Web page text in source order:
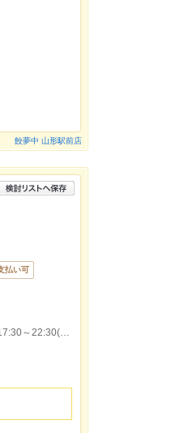
餃夢中 山形駅前店
払い可
本日の営業時間：12:00～15:00(料理L.O.14:00,ドリンクL.O.14:30),17:30～22:30(料理L.O.21:30,ドリンクL.O.22:00)